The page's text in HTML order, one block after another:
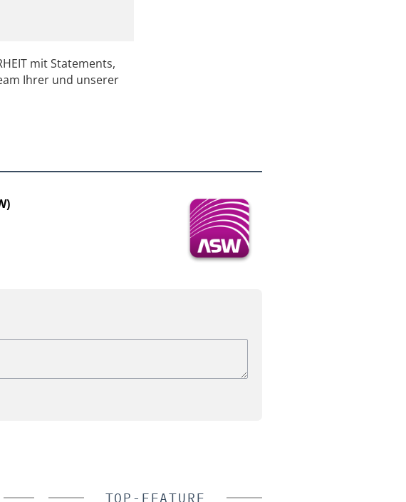
mit Statements,
Ihrer und unserer
TOP-FEATURE